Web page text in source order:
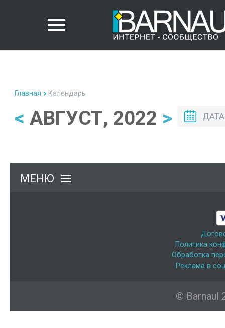
Главная Календарь
< АВГУСТ, 2022 > ДАТА
МЕНЮ
Политика
Обработка
Реклама в
© Barnaul